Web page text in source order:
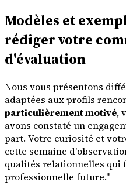
Modèles et
rédiger votre
d'évaluation
Nous vous présentons
adaptées aux profils
particulièrement motivé,
avons constaté un
part. Votre curiosité et
cette semaine
qualités relationnelles
professionnelle future."